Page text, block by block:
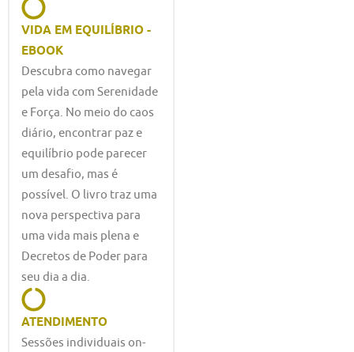
VIDA EM EQUILÍBRIO -
EBOOK
Descubra como navegar
pela vida com Serenidade
e Força. No meio do caos
diário, encontrar paz e
equilíbrio pode parecer
um desafio, mas é
possível. O livro traz uma
nova perspectiva para
uma vida mais plena e
Decretos de Poder para
seu dia a dia.
ATENDIMENTO
Sessões individuais on-